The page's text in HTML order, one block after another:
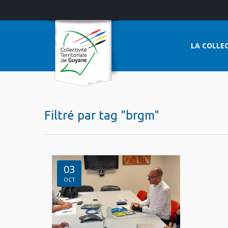
LA
Filtré par tag "brgm"
03
OCT